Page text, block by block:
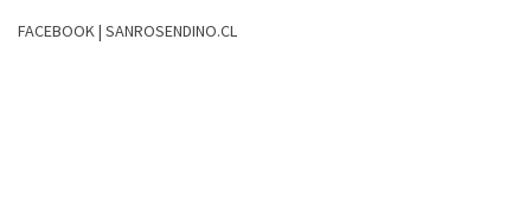
FACEBOOK | SANROSENDINO.CL